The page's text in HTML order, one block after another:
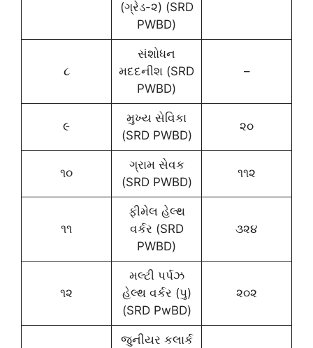
(ગ્રેડ-૨) (SRD
PWBD)
૮
સંશોધન
મદદનીશ (SRD
PWBD)
–
૯
મુખ્ય સેવિકા
(SRD PWBD)
૨૦
૧૦
ગ્રામ સેવક
(SRD PWBD)
૧૧૨
૧૧
ફીમેલ હેલ્થ
વર્કર (SRD
PWBD)
૩૨૪
૧૨
મલ્ટી પર્પઝ
હેલ્થ વર્કર (પુ)
(SRD PwBD)
૨૦૨
જુનીયર કલાર્ક